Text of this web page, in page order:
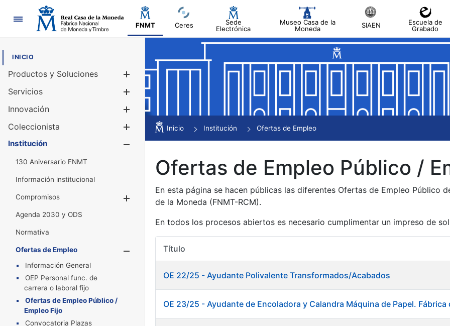
Navegación
FNMT Ceres
Sede
Electrónica
Museo Casa de la
Moneda
SIAEN
Escuela de
Grabado
INICIO
Productos y Soluciones
Mostrar/Ocultar
Servicios
Innovación
Coleccionista
Mostrar/Ocultar
Institución
130 Aniversario FNMT
Información institucional
Compromisos
Mostrar/Ocultar
Agenda 2030 y ODS
Normativa
Ofertas de Empleo
Mostrar/Ocultar
Información General
OEP Personal func. de
carrera o laboral fijo
Ofertas de Empleo Público /
Empleo Fijo
Convocatoria Plazas
Inicio Institución Ofertas de Empleo
Ofertas de Empleo Público /
En esta página se hacen públicas las diferentes Ofertas de Empleo Público
de la Moneda (FNMT-RCM).
En todos los procesos abiertos es necesario cumplimentar un impreso de
Título
OE 22/25 - Ayudante Polivalente Transformados/Acabados
OE 23/25 - Ayudante de Encoladora y Calandra Máquina de Papel. Fábrica